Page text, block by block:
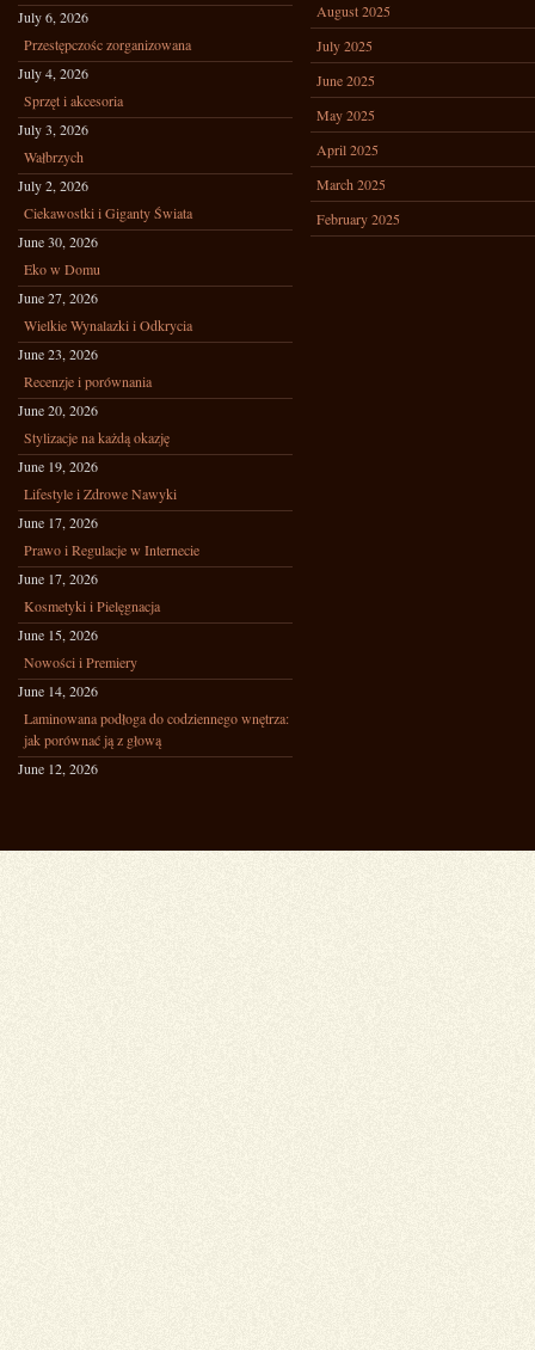
July 6, 2026
Przestępczośc zorganizowana
July 4, 2026
Sprzęt i akcesoria
July 3, 2026
Wałbrzych
July 2, 2026
Ciekawostki i Giganty Świata
June 30, 2026
Eko w Domu
June 27, 2026
Wielkie Wynalazki i Odkrycia
June 23, 2026
Recenzje i porównania
June 20, 2026
Stylizacje na każdą okazję
June 19, 2026
Lifestyle i Zdrowe Nawyki
June 17, 2026
Prawo i Regulacje w Internecie
June 17, 2026
Kosmetyki i Pielęgnacja
June 15, 2026
Nowości i Premiery
June 14, 2026
Laminowana podłoga do codziennego wnętrza:
jak porównać ją z głową
June 12, 2026
August 2025
July 2025
June 2025
May 2025
April 2025
March 2025
February 2025